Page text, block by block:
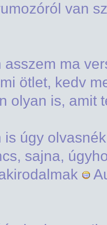
van
asszem ma
ötlet, kedv
olyan is, amit
is úgy
sajna,